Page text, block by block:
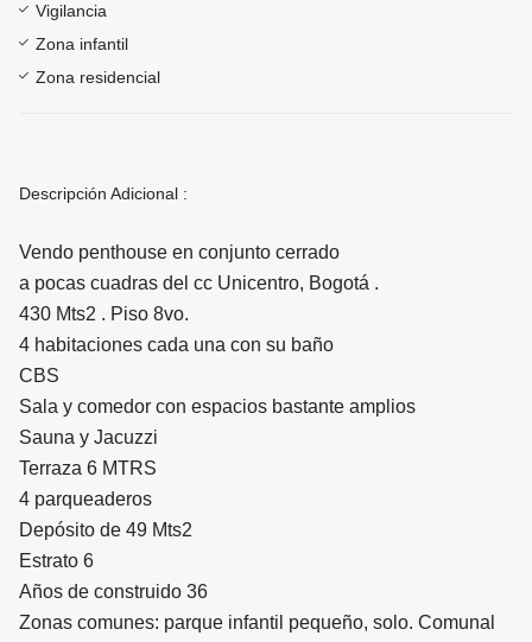
Vigilancia
Zona infantil
Zona residencial
Descripción Adicional :
Vendo penthouse en conjunto cerrado
a pocas cuadras del cc Unicentro, Bogotá .
430 Mts2 . Piso 8vo.
4 habitaciones cada una con su baño
CBS
Sala y comedor con espacios bastante amplios
Sauna y Jacuzzi
Terraza 6 MTRS
4 parqueaderos
Depósito de 49 Mts2
Estrato 6
Años de construido 36
Zonas comunes: parque infantil pequeño, solo. Comunal